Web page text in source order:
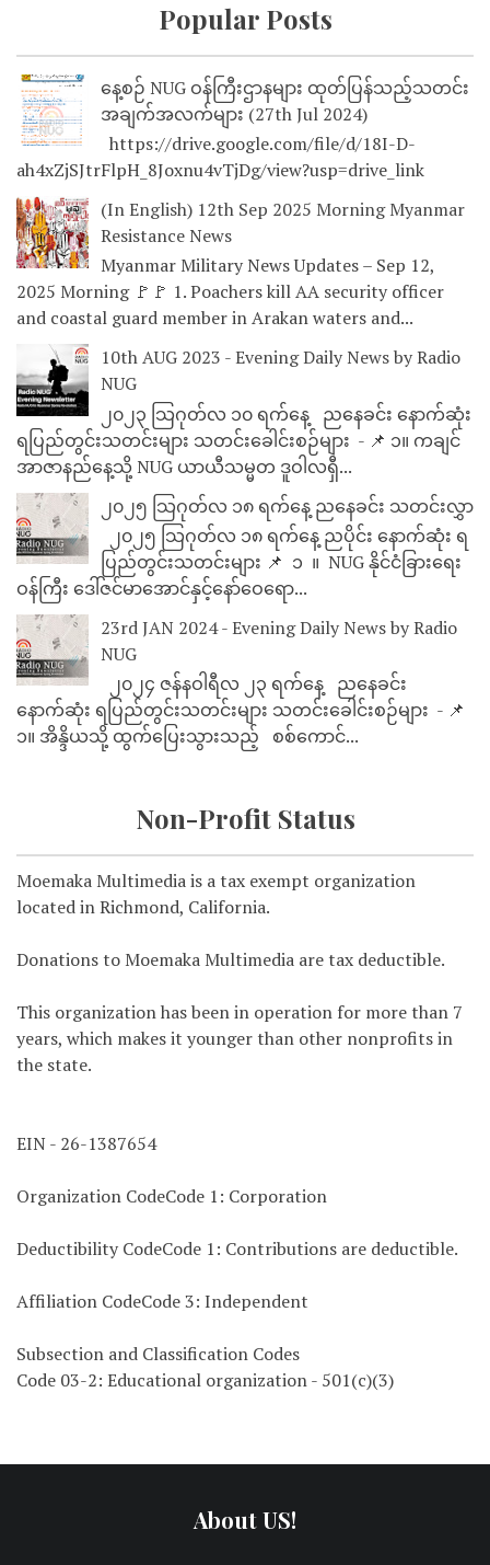
Popular Posts
နေ့စဉ် NUG ဝန်ကြီးဌာနများ ထုတ်ပြန်သည့်သတင်း
အချက်အလက်များ (27th Jul 2024)
https://drive.google.com/file/d/18I-D-
ah4xZjSJtrFlpH_8Joxnu4vTjDg/view?usp=drive_link
(In English) 12th Sep 2025 Morning Myanmar
Resistance News
Myanmar Military News Updates – Sep 12,
2025 Morning 🚩🚩 1. Poachers kill AA security officer
and coastal guard member in Arakan waters and...
10th AUG 2023 - Evening Daily News by Radio
NUG
၂၀၂၃ သြဂုတ်လ ၁၀ ရက်နေ့ ညနေခင်း နောက်ဆုံး
ရပြည်တွင်းသတင်းများ သတင်းခေါင်းစဉ်များ - 📌 ၁။ ကချင်
အာဇာနည်နေ့သို့ NUG ယာယီသမ္မတ ဒူဝါလရှီ...
၂၀၂၅ သြဂုတ်လ ၁၈ ရက်နေ့ ညနေခင်း သတင်းလွှာ
၂၀၂၅ သြဂုတ်လ ၁၈ ရက်နေ့ ညပိုင်း နောက်ဆုံး ရ
ပြည်တွင်းသတင်းများ 📌 ⁨⁨⁨⁨ ၁ ⁨ ။ ⁨ NUG နိုင်ငံခြားရေး
ဝန်ကြီး ဒေါ်ဇင်မာအောင်နှင့်နော်ဝေရော...
23rd JAN 2024 - Evening Daily News by Radio
NUG
၂၀၂၄ ဇန်နဝါရီလ ၂၃ ရက်နေ့ ညနေခင်း
နောက်ဆုံး ရပြည်တွင်းသတင်းများ သတင်းခေါင်းစဉ်များ - 📌
၁။ အိန္ဒိယသို့ ထွက်ပြေးသွားသည့် စစ်ကောင်...
Non-Profit Status
Moemaka Multimedia is a tax exempt organization
located in Richmond, California.
Donations to Moemaka Multimedia are tax deductible.
This organization has been in operation for more than 7
years, which makes it younger than other nonprofits in
the state.
EIN - 26-1387654
Organization CodeCode 1: Corporation
Deductibility CodeCode 1: Contributions are deductible.
Affiliation CodeCode 3: Independent
Subsection and Classification Codes
Code 03-2: Educational organization - 501(c)(3)
About US!